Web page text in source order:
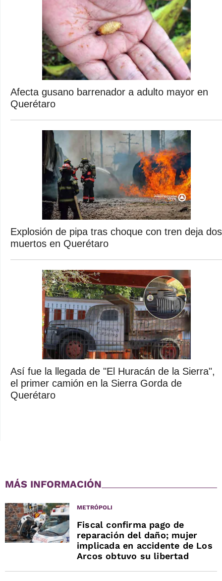
Afecta gusano barrenador a adulto mayor en
Querétaro
Explosión de pipa tras choque con tren deja dos
muertos en Querétaro
Así fue la llegada de "El Huracán de la Sierra",
el primer camión en la Sierra Gorda de
Querétaro
MÁS INFORMACIÓN
METRÓPOLI
Fiscal confirma pago de
reparación del daño; mujer
implicada en accidente de Los
Arcos obtuvo su libertad